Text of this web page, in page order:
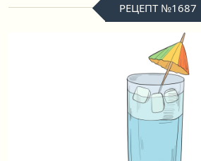
РЕЦЕПТ №1687